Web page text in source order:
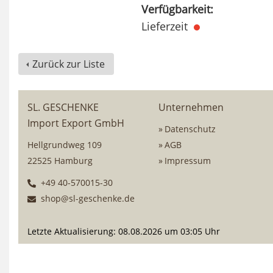
Verfügbarkeit:
Lieferzeit
Zurück zur Liste
SL. GESCHENKE
Import Export GmbH
Hellgrundweg 109
22525 Hamburg
+49 40-570015-30
shop@sl-geschenke.de
Unternehmen
Datenschutz
AGB
Impressum
Letzte Aktualisierung: 08.08.2026 um 03:05 Uhr